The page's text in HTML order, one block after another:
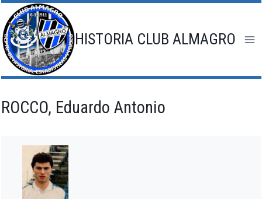
Saltar
al
contenido
HISTORIA CLUB ALMAGRO
ROCCO, Eduardo Antonio